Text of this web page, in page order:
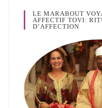
LE MARABOUT
AFFECTIF TOVI:
D’AFFECTION